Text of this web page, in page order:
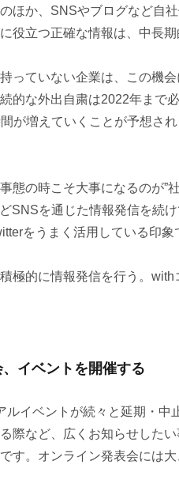
ほか、SNSやブログなど自
役立つ正確な情報は、中長期
っていない企業は、この機
的な外出自粛は2022年まで
が増えていくことが予想さ
態の時こそ大事になるのが”
SNSを通じた情報発信を続
をうまく活用している印象
極的に情報発信を行う。
イベントを開催する
ルイベントが続々と延期・
際など、広くお知らせした
す。オンライン発表会には